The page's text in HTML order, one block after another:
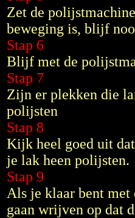
Zet de
beweging is, blijf
Stap 6
Blijf met de
Stap 7
Zijn er plekken die
polijsten
Stap 8
Kijk heel goed uit
je lak heen polijsten.
Stap 9
Als je klaar bent met
gaan wrijven op dat